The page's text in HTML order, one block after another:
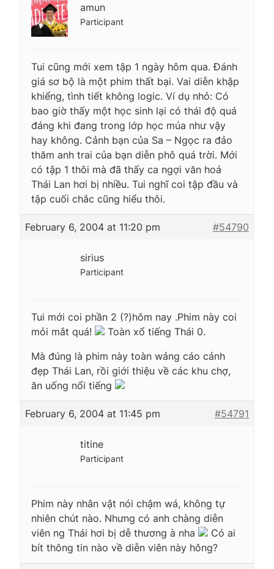
amun
Participant
Tui cũng mới xem tập 1 ngày hôm qua. Đánh
giá sơ bộ là một phim thất bại. Vai diễn khập
khiểng, tình tiết không logic. Ví dụ nhỏ: Có
bao giờ thấy một học sinh lại có thái độ quá
đáng khi đang trong lớp học múa như vậy
hay không. Cảnh bạn của Sa – Ngọc ra đảo
thăm anh trai của bạn diễn phô quá trời. Mới
có tập 1 thôi mà đã thấy ca ngợi văn hoá
Thái Lan hơi bị nhiều. Tui nghĩ coi tập đầu và
tập cuối chắc cũng hiểu thôi.
February 6, 2004 at 11:20 pm #54790
sirius
Participant
Tui mới coi phần 2 (?)hôm nay .Phim này coi
mỏi mắt quá!
Toàn xổ tiếng Thái 0.
Mà đúng là phim này toàn wảng cáo cảnh
đẹp Thái Lan, rồi giới thiệu về các khu chợ,
ăn uống nổi tiếng
February 6, 2004 at 11:45 pm #54791
titine
Participant
Phim này nhân vật nói chậm wá, không tự
nhiên chút nào. Nhưng có anh chàng diễn
viên ng Thái hơi bị dễ thương à nha
Có ai
bít thông tin nào về diễn viên này hông?